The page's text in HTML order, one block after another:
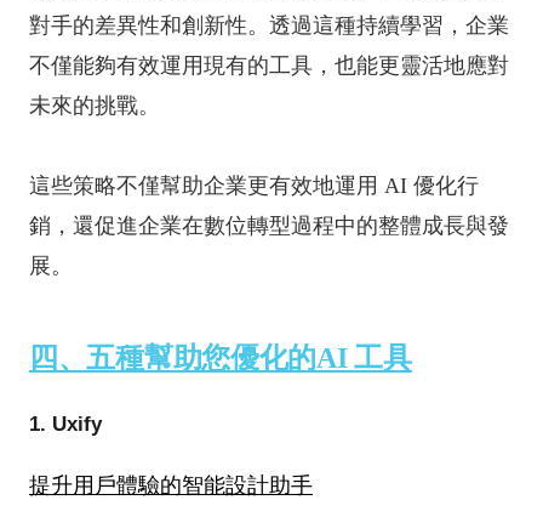
對手的差異性和創新性。透過這種持續學習，企業
不僅能夠有效運用現有的工具，也能更靈活地應對
未來的挑戰。
這些策略不僅幫助企業更有效地運用 AI 優化行
銷，還促進企業在數位轉型過程中的整體成長與發
展。
四、五種幫助您優化的AI 工具
1. Uxify
提升用戶體驗的智能設計助手